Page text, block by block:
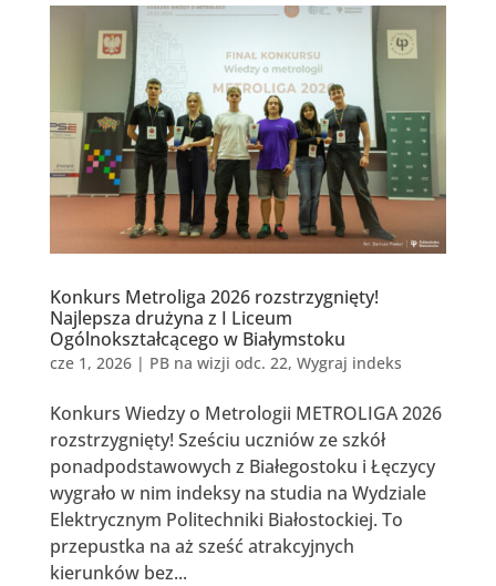
Konkurs Metroliga 2026 rozstrzygnięty!
Najlepsza drużyna z I Liceum
Ogólnokształcącego w Białymstoku
cze 1, 2026| PB na wizji odc. 22, Wygraj indeks
Konkurs Wiedzy o Metrologii METROLIGA 2026
rozstrzygnięty! Sześciu uczniów ze szkół
ponadpodstawowych z Białegostoku i Łęczycy
wygrało w nim indeksy na studia na Wydziale
Elektrycznym Politechniki Białostockiej. To
przepustka na aż sześć atrakcyjnych
kierunków bez...